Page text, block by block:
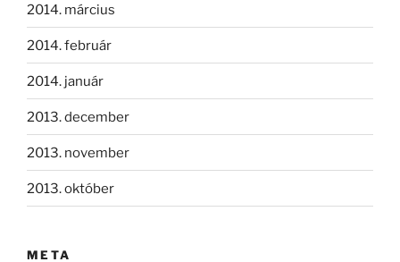
2014. március
2014. február
2014. január
2013. december
2013. november
2013. október
META